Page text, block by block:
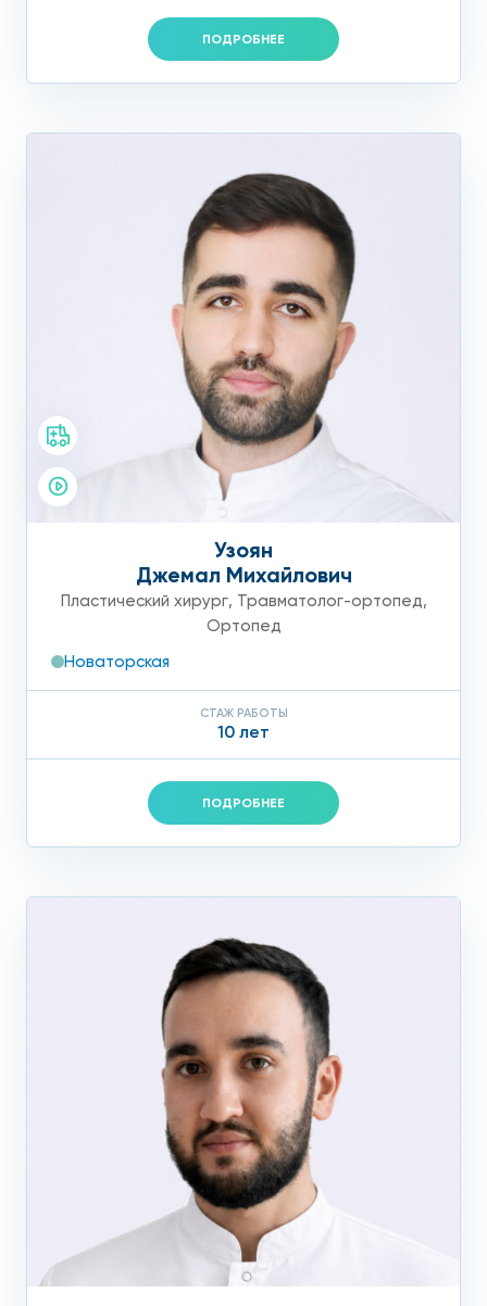
ПОДРОБНЕЕ
Узоян
Джемал Михайлович
Пластический хирург, Травматолог-ортопед,
Ортопед
Новаторская
СТАЖ РАБОТЫ
10 лет
ПОДРОБНЕЕ